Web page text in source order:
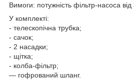
Вимоги: потужність фільтр-насоса від
У комплекті:
- телескопічна трубка;
- сачок;
- 2 насадки;
- щітка;
- колба-фільтр;
— гофрований шланг.